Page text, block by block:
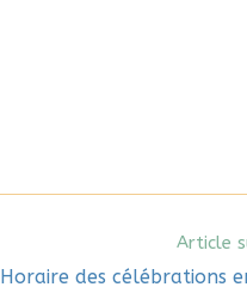
Article
Horaire des célébrations